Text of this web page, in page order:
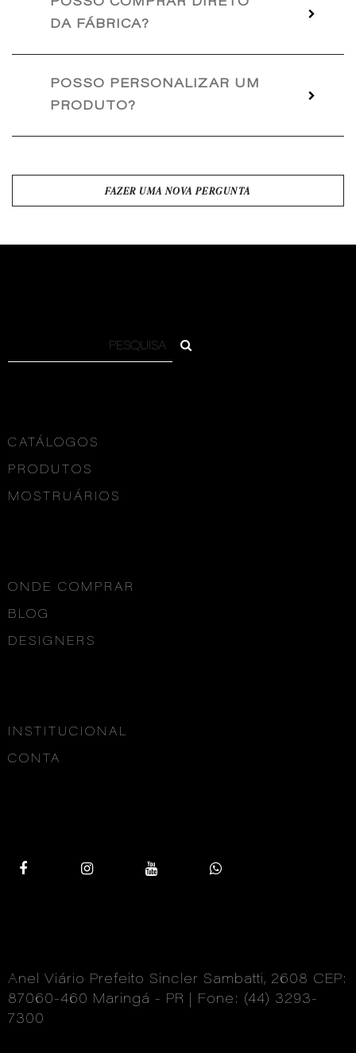
DA FÁBRICA?
POSSO PERSONALIZAR UM
PRODUTO?
FAZER UMA NOVA PERGUNTA
CATÁLOGOS
PRODUTOS
MOSTRUÁRIOS
ONDE COMPRAR
BLOG
DESIGNERS
INSTITUCIONAL
CONTA
Anel Viário Prefeito Sincler Sambatti, 2608 CEP:
87060-460 Maringá - PR | Fone: (44) 3293-
7300